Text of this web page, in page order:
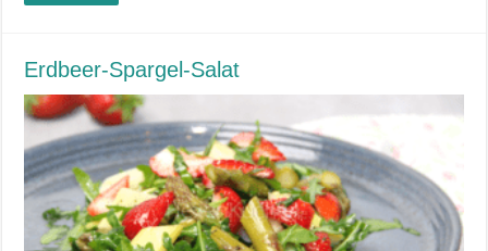
Erdbeer-Spargel-Salat